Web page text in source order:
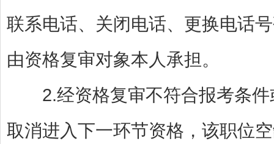
联系电话、关闭电话、更换电话
由资格复审对象本人承担。
2.经资格复审不符合报考条件
取消进入下一环节资格，该职位